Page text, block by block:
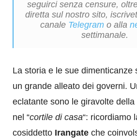
seguirci senza censure,
diretta sul nostro sito,
canale Telegram o alla
settimanale.
La storia e le sue dimenticanze
un grande alleato dei governi.
eclatante sono le giravolte della
nel “cortile di casa“: ricordiamo
cosiddetto Irangate che